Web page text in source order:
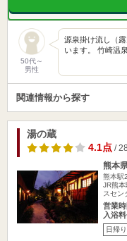
50代～
男性
源泉掛け流し（
います。 竹崎温
関連情報から探す
湯の蔵
4.1点/
熊本
熊本駅
JR熊
スセン
営業
入浴
日帰り